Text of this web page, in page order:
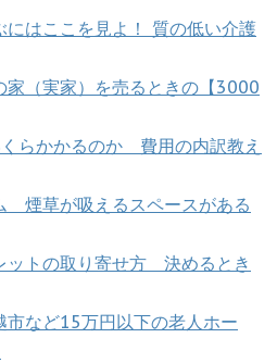
にはここを見よ！ 質の低い介護
家（実家）を売るときの【3000
らかかるのか 費用の内訳教え
煙草が吸えるスペースがある
トの取り寄せ方 決めるとき
市など15万円以下の老人ホー